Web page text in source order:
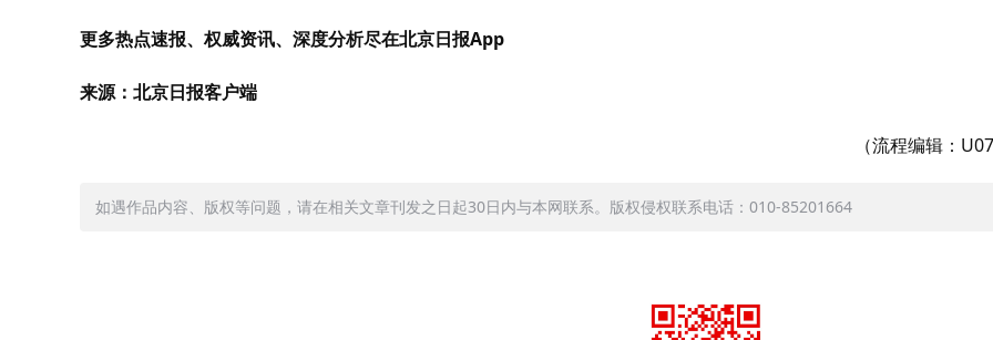
更多热点速报、权威资讯、深度分析尽在北京日报App
来源：北京日报客户端
（流程编辑：
如遇作品内容、版权等问题，请在相关文章刊发之日起30日内与本网联系。版权侵权联系电话：010-85201664